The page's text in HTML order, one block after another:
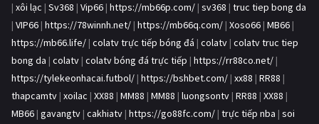
| xôi lạc | Sv368 | Vip66 | https://mb66p.com/ | sv368 | truc tiep bong da
| VIP66 | https://78winnh.net/ | https://mb66q.com/ | Xoso66 | MB66 |
https://mb66.life/ | colatv trực tiếp bóng đá | colatv | colatv truc tiep
bong da | colatv | colatv bóng đá trực tiếp | https://rr88co.net/ |
https://tylekeonhacai.futbol/ | https://bshbet.com/ | xx88 | RR88 |
thapcamtv | xoilac | XX88 | MM88 | MM88 | luongsontv | RR88 | XX88 |
MB66 | gavangtv | cakhiatv | https://go88fc.com/ | trực tiếp nba | soi